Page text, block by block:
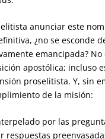
anunciar este
¿no se
emancipada?
apostólica; incluso
proselitista. Y, sin
de la misión:
por las
respuestas